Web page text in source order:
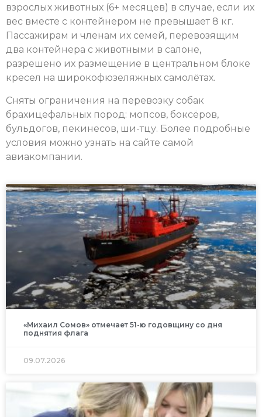
взрослых животных (6+ месяцев) в случае, если их
вес вместе с контейнером не превышает 8 кг.
Пассажирам и членам их семей, перевозящим
два контейнера с животными в салоне,
разрешено их размещение в центральном блоке
кресел на широкофюзеляжных самолётах.
Сняты ограничения на перевозку собак
брахицефальных пород: мопсов, боксёров,
бульдогов, пекинесов, ши-тцу. Более подробные
условия можно узнать на сайте самой
авиакомпании.
«Михаил Сомов» отмечает 51-ю годовщину со дня
поднятия флага
09.07.2026